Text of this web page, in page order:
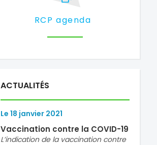
RCP agenda
ACTUALITÉS
Le 18 janvier2021
Vaccination contre la COVID-19
L’indication de la vaccination contre